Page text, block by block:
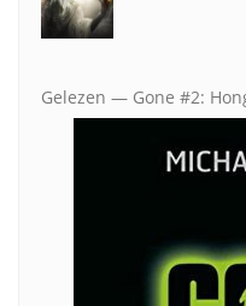
Gelezen — Gone #2: